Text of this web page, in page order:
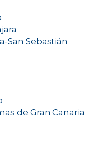
San Sebastián
de Gran Canaria